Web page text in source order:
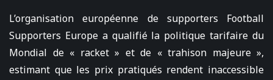
L’organisation européenne de supporters Football
Supporters Europe a qualifié la politique tarifaire du
Mondial de « racket » et de « trahison majeure »,
estimant que les prix pratiqués rendent inaccessible